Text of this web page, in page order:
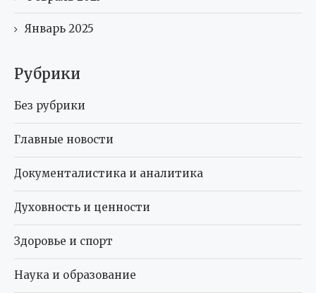
Январь 2025
Рубрики
Без рубрики
Главные новости
Документалистика и аналитика
Духовность и ценности
Здоровье и спорт
Наука и образование